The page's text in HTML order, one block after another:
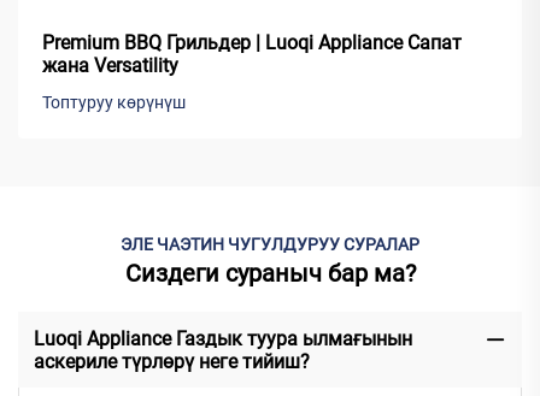
Premium BBQ Грильдер | Luoqi Appliance Сапат
жана Versatility
Топтуруу көрүнүш
ЭЛЕ ЧАЭТИН ЧУГУЛДУРУУ СУРАЛАР
Сиздеги сураныч бар ма?
Luoqi Appliance Газдык туура ылмағынын
аскериле түрлөрү неге тийиш?